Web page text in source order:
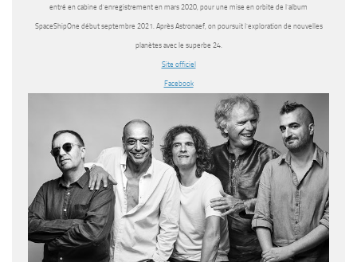
entré en cabine d’enregistrement en mars 2020, pour une mise en orbite de l’album
SpaceShipOne début septembre 2021. Après Astronaef, on poursuit l’exploration de nouvelles
planètes avec le superbe 24.
Site officiel
Facebook